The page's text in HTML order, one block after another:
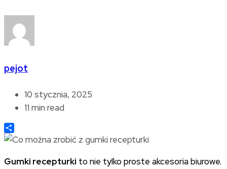
pejot
10 stycznia, 2025
11 min read
Share
Gumki recepturki to nie tylko proste akcesoria biurowe.